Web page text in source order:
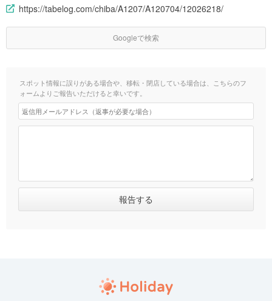
https://tabelog.com/chiba/A1207/A120704/12026218/
Googleで検索
スポット情報に誤りがある場合や、移転・閉店している場合は、こちらのフ
ォームよりご報告いただけると幸いです。